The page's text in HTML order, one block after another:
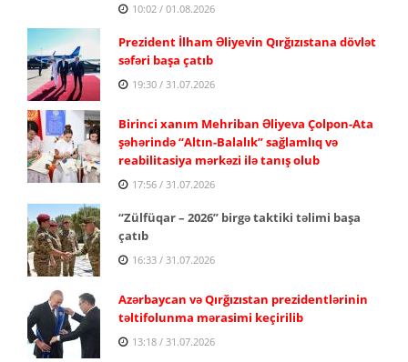
10:02 / 01.08.2026
Prezident İlham Əliyevin Qırğızıstana dövlət
səfəri başa çatıb
19:30 / 31.07.2026
Birinci xanım Mehriban Əliyeva Çolpon-Ata
şəhərində “Altın-Balalık” sağlamlıq və
reabilitasiya mərkəzi ilə tanış olub
17:56 / 31.07.2026
“Zülfüqar – 2026” birgə taktiki təlimi başa
çatıb
16:33 / 31.07.2026
Azərbaycan və Qırğızıstan prezidentlərinin
təltifolunma mərasimi keçirilib
13:18 / 31.07.2026